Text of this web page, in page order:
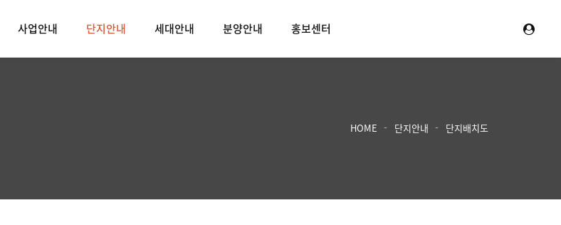
사업안내 단지안내 세대안내 분양안내 홍보센터
HOME 단지안내 단지배치도